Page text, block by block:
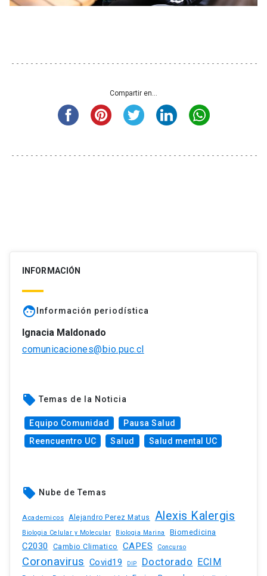
Compartir en...
INFORMACIÓN
faceInformación periodística
Ignacia Maldonado
comunicaciones@bio.puc.cl
local_offer Temas de la Noticia
Equipo Comunidad
Pausa Salud
Reencuentro UC
Salud Salud mental UC
local_offer Nube de Temas
Academicos Alejandro Perez Matus Alexis Kalergis
Biologia Celular y Molecular Biologia Marina Biomedicina
C2030 Cambio Climatico CAPES Concurso
Coronavirus Covid19 DIP Doctorado ECIM